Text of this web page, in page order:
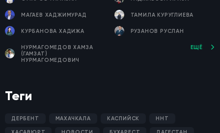
МАГАЕВ ХАДЖИМУРАД ТАМИЛА КУРУГЛИЕВА
КУРБАНОВА ХАДИЖА РУЗАНОВ РУСЛАН
НУРМАГОМЕДОВ ХАМЗА
(ГАМЗАТ)
НУРМАГОМЕДОВИЧ
ЕЩЁ
Теги
ДЕРБЕНТ МАХАЧКАЛА КАСПИЙСК ННТ